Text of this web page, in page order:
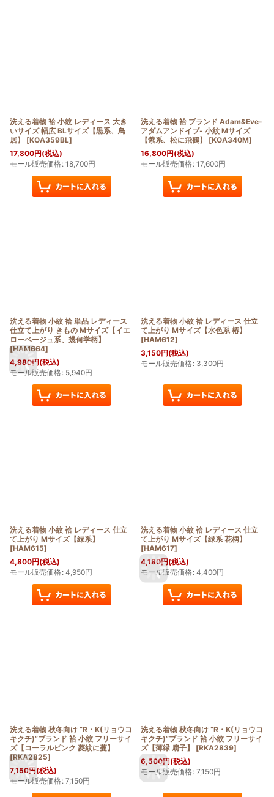
洗える着物 袷 小紋 レディース 大き
いサイズ 幅広 BLサイズ【黒系、鳥
居】
[KOA359BL]
17,800円(税込)
モール販売価格: 18,700円
洗える着物 袷 ブランド Adam&Eve-
アダムアンドイブ- 小紋 Mサイズ
【紫系、松に飛鶴】
[KOA340M]
16,800円(税込)
モール販売価格: 17,600円
洗える着物 小紋 袷 単品 レディース
仕立て上がり きもの Mサイズ【イエ
ローベージュ系、幾何学柄】
[HAM664]
4,980円(税込)
モール販売価格: 5,940円
洗える着物 小紋 袷 レディース 仕立
て上がり Mサイズ【水色系 椿】
[HAM612]
3,150円(税込)
モール販売価格: 3,300円
洗える着物 小紋 袷 レディース 仕立
て上がり Mサイズ【緑系】
[HAM615]
4,800円(税込)
モール販売価格: 4,950円
洗える着物 小紋 袷 レディース 仕立
て上がり Mサイズ【緑系 花柄】
[HAM617]
4,180円(税込)
モール販売価格: 4,400円
洗える着物 秋冬向け “R・K(リョウコ
キクチ)”ブランド 袷 小紋 フリーサイ
ズ【コーラルピンク 菱紋に蔓】
[RKA2825]
7,150円(税込)
モール販売価格: 7,150円
洗える着物 秋冬向け “R・K(リョウコ
キクチ)”ブランド 袷 小紋 フリーサイ
ズ【薄緑 扇子】
[RKA2839]
6,500円(税込)
モール販売価格: 7,150円